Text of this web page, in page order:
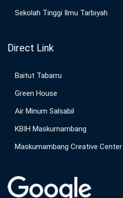
Sekolah Tinggi Ilmu Tarbiyah
Direct Link
Baitut Tabarru
Green House
Air Minum Salsabil
KBIH Maskumambang
Maskumambang Creative Center